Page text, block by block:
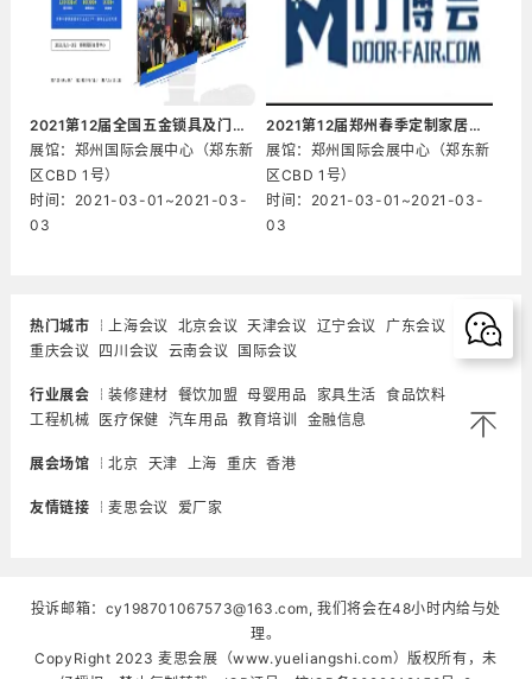
2021第12届全国五金锁具及门窗博览会
展馆：郑州国际会展中心（郑东新
区CBD 1号）
时间：2021-03-01~2021-03-
03
2021第12届郑州春季定制家居及门业展览会
展馆：郑州国际会展中心（郑东新
区CBD 1号）
时间：2021-03-01~2021-03-
03
热门城市 上海会议 北京会议 天津会议 辽宁会议
广东会议
重庆会议
四川会议 云南会议 国际会议
行业展会 装修建材 餐饮加盟 母婴用品 家具生活 食品饮料
工程机械 医疗保健 汽车用品 教育培训 金融信息
展会场馆 北京 天津 上海 重庆 香港
友情链接 麦思会议 爱厂家
投诉邮箱：cy198701067573@163.com, 我们将会在48小时内给与处
理。
CopyRight 2023 麦思会展（www.yueliangshi.com）版权所有，未